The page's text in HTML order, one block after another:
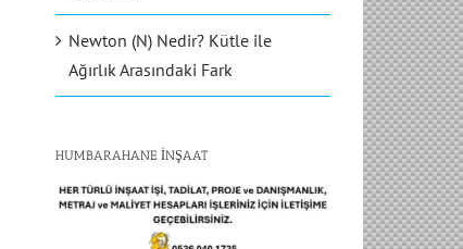
Newton (N) Nedir? Kütle ile
Ağırlık Arasındaki Fark
HUMBARAHANE İNŞAAT